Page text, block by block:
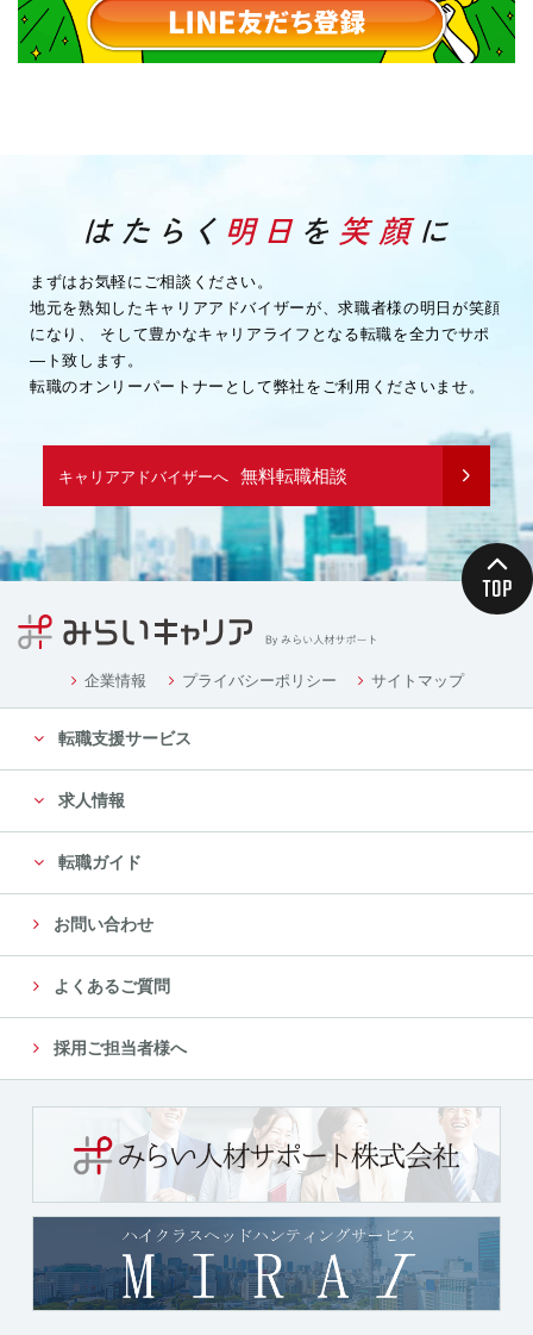
まずはお気軽にご相談ください。
地元を熟知したキャリアアドバイザーが、求職者様の明日が笑顔
になり、
そして豊かなキャリアライフとなる転職を全力でサポ
―ト致します。
転職のオンリーパートナーとして弊社をご利用くださいませ。
キャリアアドバイザーへ 無料転職相談
企業情報 プライバシーポリシー サイトマップ
転職支援サービス
求人情報
転職ガイド
お問い合わせ
よくあるご質問
採用ご担当者様へ